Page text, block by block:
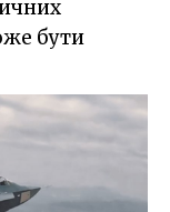
бути